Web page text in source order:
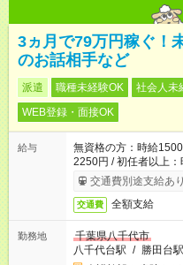
3ヵ月で79万円稼ぐ！
のお話相手など
派遣 職種未経験OK 社会人未
WEB登録・面接OK
給与
無資格の方：時給
2250円 / 初任者以上
交通費別途支給あり
交通費 全額支給
勤務地
千葉県八千代市
八千代台駅 / 勝田台駅